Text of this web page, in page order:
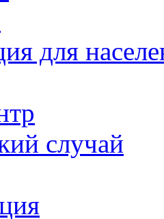
для
случай